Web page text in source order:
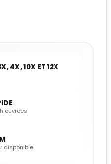
4X, 10X ET 12X
ouvrées
disponible